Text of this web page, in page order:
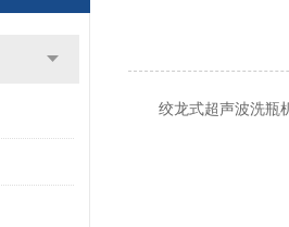
绞龙式超声波洗瓶